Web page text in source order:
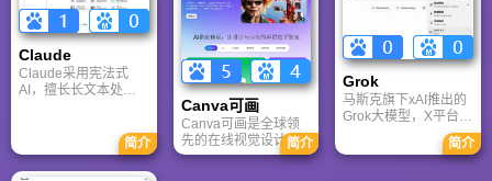
的激情岁月，找回当
年的战友。同时提供
最新CGA电竞赛事资
讯及热门页游入口，
致敬中国电竞的黄金
时代。
容，是国内较早一批
专注于移动游戏领域
的垂直媒体。
玩家提供主机、PC及
移动端游戏的全方位
资讯。
Claude
Claude采用宪法式
AI，擅长长文本处理
在复杂推理、代码与
快速迭代上占优。两
者定位不同，各有千
简介
Canva可画
Canva可画是全球领
先的在线视觉设计平
台，内置AI“魔力工作
简介
Grok
马斯克旗下xAI推出的
Grok大模型，X平台实
时数据整合与多智能
体协作的核心优势。
针对其中文能力、隐
简介